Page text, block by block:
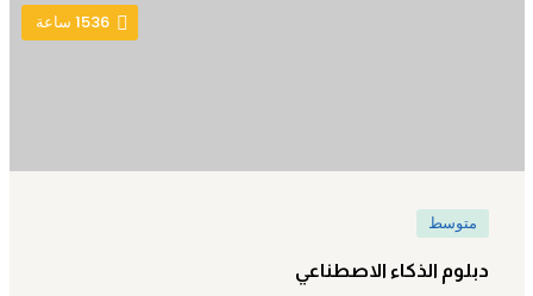
1536 ساعة
متوسط
دبلوم الذكاء الاصطناعي